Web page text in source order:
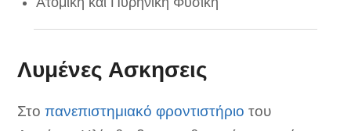
Λυμένες Ασκησεις
Στοπανεπιστημιακό φροντιστήριο του